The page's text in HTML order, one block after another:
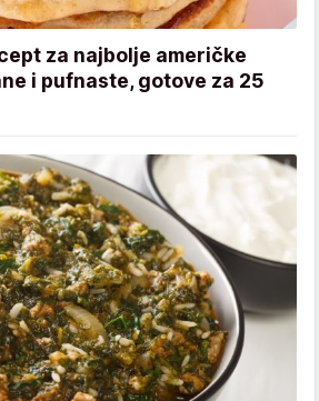
za najbolje američke
i pufnaste, gotove za 25